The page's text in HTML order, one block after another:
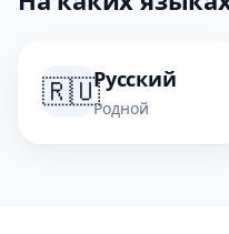
🇷🇺Русский
Родной